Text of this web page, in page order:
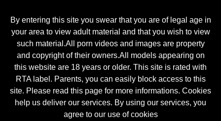
By entering this site you swear that you are of legal age in
your area to view adult material and that you wish to view
such material.All porn videos and images are property
and copyright of their owners.All models appearing on
this website are 18 years or older. This site is rated with
RTA label. Parents, you can easily block access to this
site. Please read this page for more informations. Cookies
help us deliver our services. By using our services, you
agree to our use of cookies